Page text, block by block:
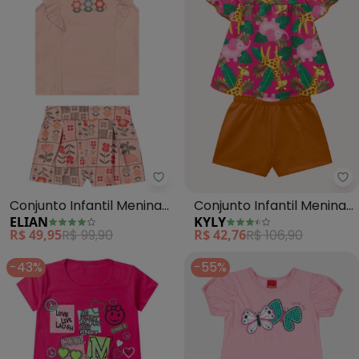
Elian - Conjunto Infantil Menina
Conjunto Infantil Menina
Floral Babados (Rosa)
ELIAN
R$ 49,95R$ 99,90
Conjunto Infantil Menina
Bichinhos (Rosa)
KYLY
R$ 42,76R$ 106,90
-43%
-55%